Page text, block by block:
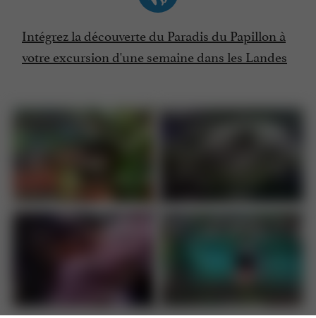
Intégrez la découverte du Paradis du Papillon à
votre excursion d'une semaine dans les Landes